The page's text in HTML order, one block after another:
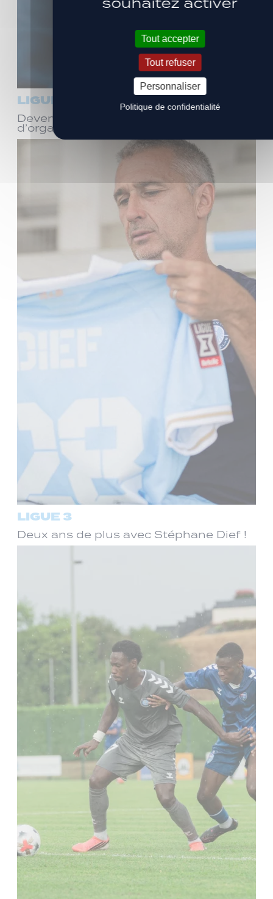
LIGUE 3
Devenez bénévole ! Réunion
d’organisation le samedi 8 août
LIGUE 3
Deux ans de plus avec Stéphane Dief !
Tout accepter
Tout refuser
Personnaliser
Politique de confidentialité